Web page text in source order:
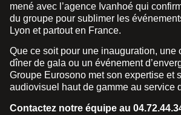
mené avec l’agence Ivanhoé qui
du groupe pour sublimer les
Lyon et partout en France.
Que ce soit pour une inauguration, une
dîner de gala ou un événement
Groupe Eurosono met son expertise et
audiovisuel haut de gamme au service
Contactez notre équipe au